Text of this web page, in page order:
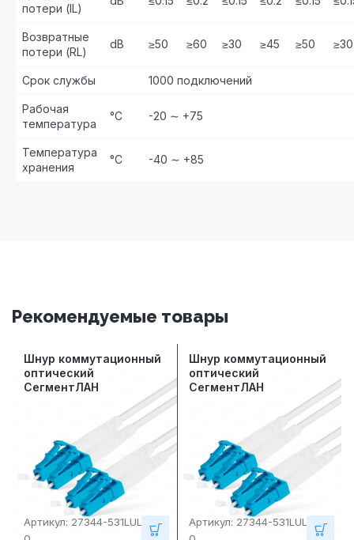
потери (IL)
Возвратные
потери (RL)
dB ≥50 ≥60 ≥30 ≥45 ≥50 ≥30
Срок службы 1000 подключений
Рабочая
температура
°С -20 ∼ +75
Температура
хранения
°С -40 ∼ +85
Рекомендуемые товары
Шнур коммутационный
оптический
СегментЛАН
многомодовый ОМ4
LC/UPC-LC/UPC,
дуплексный, LSZH, 2
метра
Артикул: 27344-531LULU02
Шнур коммутационный
оптический
СегментЛАН
многомодовый ОМ4
LC/UPC-LC/UPC,
дуплексный, LSZH, 3
метра
Артикул: 27344-531LULU03